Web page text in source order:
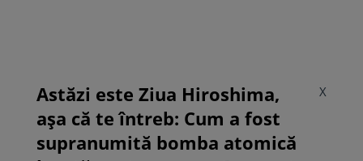
X
Astăzi este Ziua Hiroshima,
așa că te întreb: Cum a fost
supranumită bomba atomică